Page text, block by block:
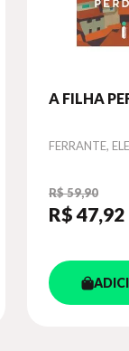
A FILHA
Autor
FERRANTE,
R$ 59,90
R$ 47,92